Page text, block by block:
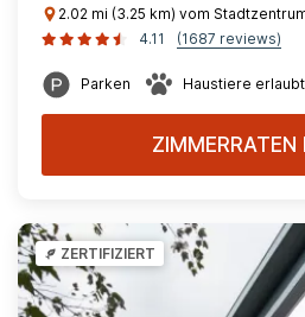
2.02 mi (3.25 km) vom
4.11
(1687 reviews)
Parken Haustiere erlaubt
ZIMMERRATEN
ZERTIFIZIERT